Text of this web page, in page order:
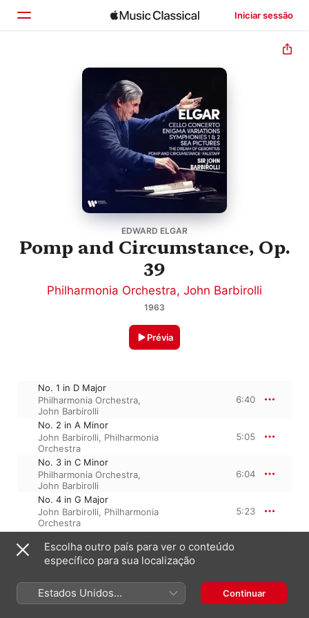
Iniciar sessão
EDWARD ELGAR
Pomp and Circumstance, Op.
39
Philharmonia Orchestra, John Barbirolli
1963
Prévia
No. 1 in D Major
Philharmonia Orchestra,
John Barbirolli
6:40
No. 2 in A Minor
John Barbirolli, Philharmonia
Orchestra
5:05
No. 3 in C Minor
Philharmonia Orchestra,
John Barbirolli
6:04
No. 4 in G Major
John Barbirolli, Philharmonia
Orchestra
5:23
Philharmonia Orchestra ,
John Barbirolli
25 de março de 2022
Escolha outro país para ver o conteúdo
específico para sua localização
Estados Unidos
(Português Brasil)
Continuar